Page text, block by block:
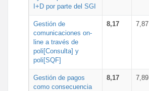
I+D por parte del SGI
Gestión de
comunicaciones on-
line a través de
poli[Consulta] y
poli[SQF]
8,17 7,87
Gestión de pagos
como consecuencia
8,17 7,89